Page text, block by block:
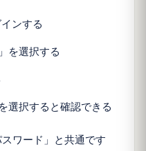
ンする
を選択する
選択すると確認できる
ワード」と共通です